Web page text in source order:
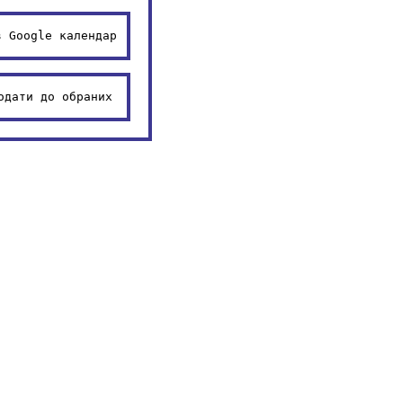
Google календар
до обраних